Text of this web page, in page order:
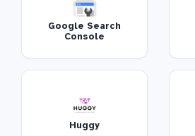
Google Search
Console
Huggy